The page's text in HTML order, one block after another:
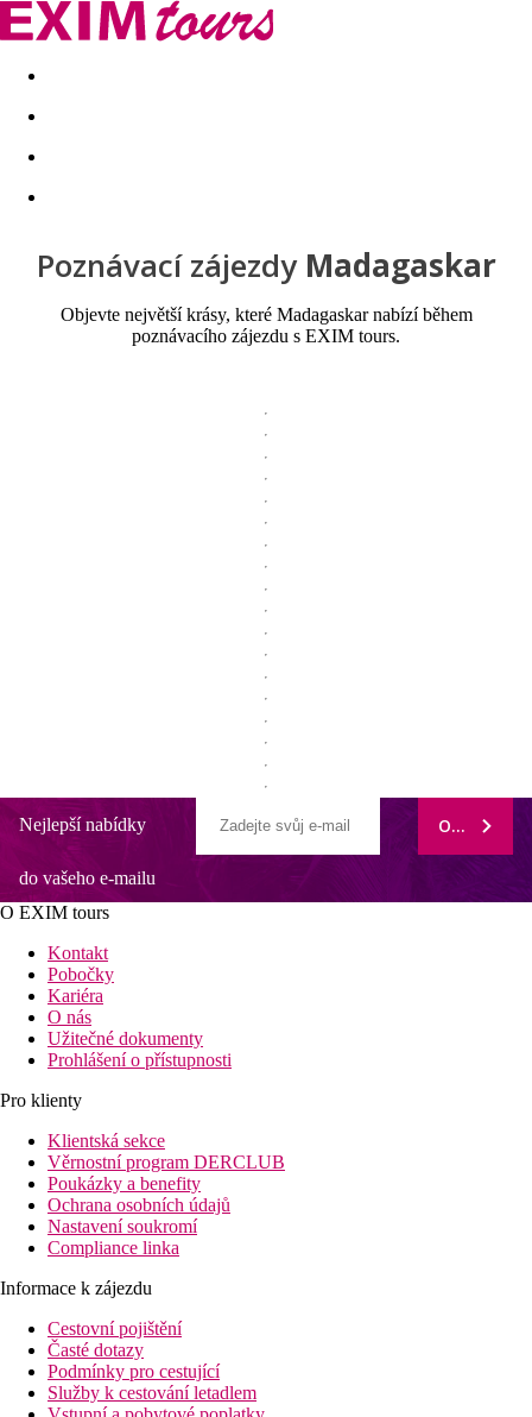
Akční nabídky Last minute
Poznávací zájezdy Madagaskar
Objevte největší krásy, které Madagaskar nabízí během
poznávacího zájezdu s EXIM tours.
Nejlepší nabídky
do vašeho e-mailu
ODEBÍRAT
O EXIM tours
Kontakt
Pobočky
Kariéra
O nás
Užitečné dokumenty
Prohlášení o přístupnosti
Pro klienty
Klientská sekce
Věrnostní program DERCLUB
Poukázky a benefity
Ochrana osobních údajů
Nastavení soukromí
Compliance linka
Informace k zájezdu
Cestovní pojištění
Časté dotazy
Podmínky pro cestující
Služby k cestování letadlem